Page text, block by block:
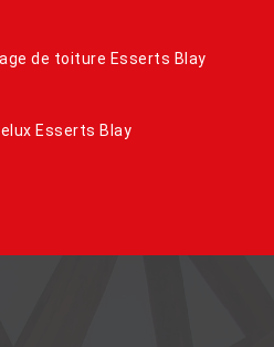
de toiture Esserts Blay
Esserts Blay